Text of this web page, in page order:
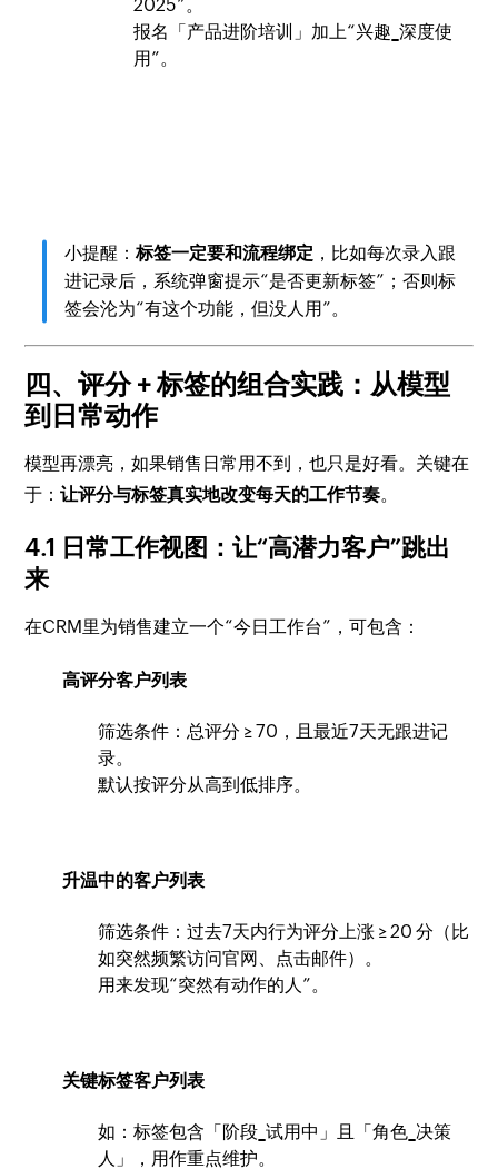
2025”。
报名「产品进阶培训」加上“兴趣_深度使
用”。
小提醒：标签一定要和流程绑定 ，比如每次录入跟
进记录后，系统弹窗提示“是否更新标签”；否则标
签会沦为“有这个功能，但没人用”。
四、评分 + 标签的组合实践：从模型
到日常动作
模型再漂亮，如果销售日常用不到，也只是好看。关键在
于：让评分与标签真实地改变每天的工作节奏。
4.1 日常工作视图：让“高潜力客户”跳出
来
在CRM里为销售建立一个“今日工作台”，可包含：
高评分客户列表
筛选条件：总评分 ≥ 70，且最近7天无跟进记
录。
默认按评分从高到低排序。
升温中的客户列表
筛选条件：过去7天内行为评分上涨 ≥ 20 分（比
如突然频繁访问官网、点击邮件）。
用来发现“突然有动作的人”。
关键标签客户列表
如：标签包含「阶段_试用中」且「角色_决策
人」，用作重点维护。